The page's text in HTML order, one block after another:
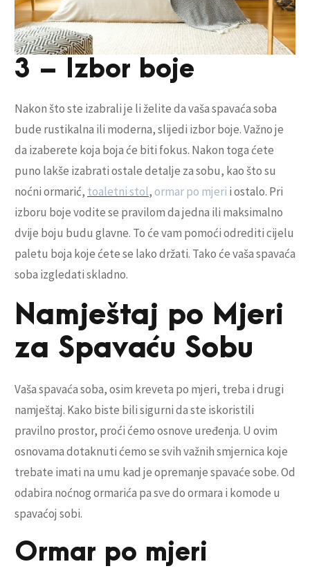
3 – Izbor boje
Nakon što ste izabrali je li želite da vaša spavaća soba
bude rustikalna ili moderna, slijedi izbor boje. Važno je
da izaberete koja boja će biti fokus. Nakon toga ćete
puno lakše izabrati ostale detalje za sobu, kao što su
noćni ormarić, toaletni stol,ormar po mjeri i ostalo. Pri
izboru boje vodite se pravilom da jedna ili maksimalno
dvije boju budu glavne. To će vam pomoći odrediti cijelu
paletu boja koje ćete se lako držati. Tako će vaša spavaća
soba izgledati skladno.
Namještaj po Mjeri
za Spavaću Sobu
Vaša spavaća soba, osim kreveta po mjeri, treba i drugi
namještaj. Kako biste bili sigurni da ste iskoristili
pravilno prostor, proći ćemo osnove uređenja. U ovim
osnovama dotaknuti ćemo se svih važnih smjernica koje
trebate imati na umu kad je opremanje spavaće sobe. Od
odabira noćnog ormarića pa sve do ormara i komode u
spavaćoj sobi.
Ormar po mjeri